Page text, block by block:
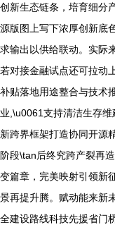
创新生态链条，培育细分
源版图上写下浓厚创新底
求输出以供给联动。实际
若对接金融试点还可拉动
补贴落地用途整合与技术
业,\u0061支持清洁生存
新跨界框架打造协同开源
阶段\tan后终究跨产裂再
变篇章，完美映射引领新
景再提升腾。赋动能来新
全建设路线科技先援省门